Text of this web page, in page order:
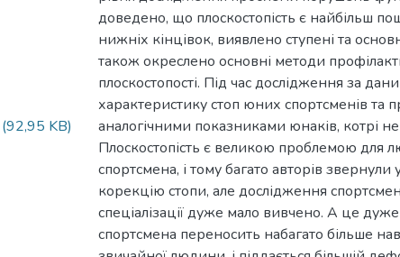
(92,95 KB)
доведено, що плоскостопість є найбільш
нижніх кінцівок, виявлено ступені та
також окреслено основні методи
плоскостопості. Під час дослідження за
характеристику стоп юних спортсменів та
аналогічними показниками юнаків, котрі
Плоскостопість є великою проблемою для
спортсмена, і тому багато авторів звернули
корекцію стопи, але дослідження
спеціалізації дуже мало вивчено. А це
спортсмена переносить набагато більше